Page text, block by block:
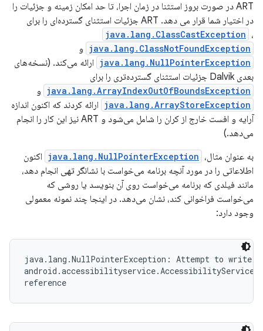
ART در صورت بروز استثنا در زمان اجرا، تا حد امکان زمینه و جزئیات را
در اختیار شما قرار می دهد. ART جزئیات استثنای گسترده‌ای را برای
java.lang.ClassCastException ،
java.lang.ClassNotFoundException و
java.lang.NullPointerException ارائه می‌کند. (نسخه‌های
بعدی Dalvik جزئیات استثنای گسترده‌تری را برای
java.lang.ArrayIndexOutOfBoundsException و
java.lang.ArrayStoreException ارائه کردند که اکنون اندازه
آرایه و افست خارج از کران را شامل می‌شود و ART نیز این کار را انجام
می‌دهد.)
به عنوان مثال، java.lang.NullPointerException اکنون
اطلاعاتی را در مورد آنچه برنامه می‌خواست با نشانگر تهی انجام دهد،
مانند فیلدی که برنامه می‌خواست روی آن بنویسد یا روشی که
می‌خواست فراخوانی کند، نشان می‌دهد. در اینجا چند نمونه معمولی
وجود دارد:
java.lang.NullPointerException: Attempt to
reference